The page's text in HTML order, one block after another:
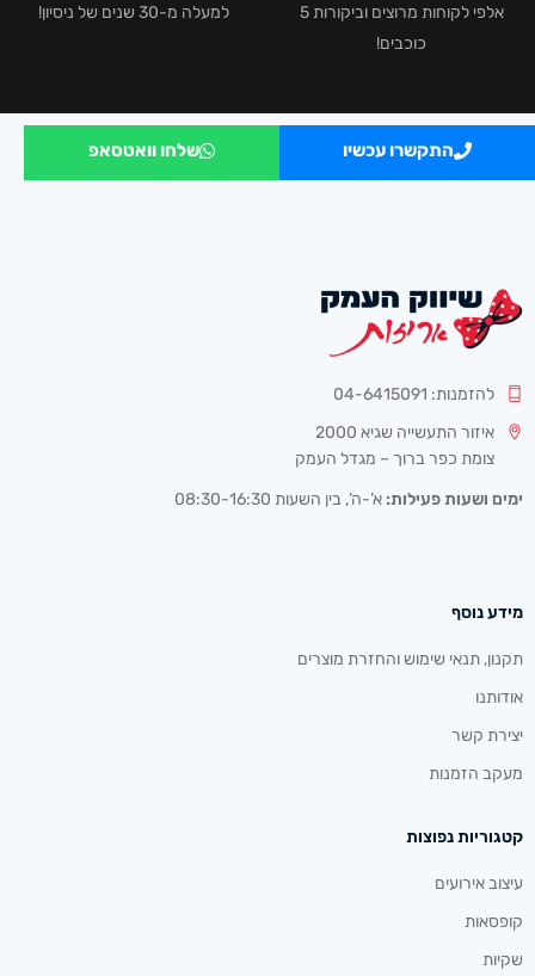
אלפי לקוחות מרוצים וביקורות 5
כוכבים!
למעלה מ-30 שנים של ניסיון!
התקשרו עכשיו שלחו וואטסאפ
להזמנות: 04-6415091
איזור התעשייה שגיא 2000
צומת כפר ברוך – מגדל העמק
ימים ושעות פעילות: א’-ה’, בין השעות 08:30-16:30
מידע נוסף
תקנון, תנאי שימוש והחזרת מוצרים
אודותנו
יצירת קשר
מעקב הזמנות
קטגוריות נפוצות
עיצוב אירועים
קופסאות
שקיות